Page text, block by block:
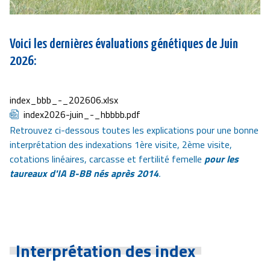
Voici les dernières évaluations génétiques de Juin
2026:
Document
index_bbb_-_202606.xlsx
Document
index2026-juin_-_hbbbb.pdf
Retrouvez ci-dessous toutes les explications pour une bonne
interprétation des indexations 1ère visite, 2ème visite,
cotations linéaires, carcasse et fertilité femelle pour les
taureaux d'IA B-BB nés après 2014.
Interprétation des index